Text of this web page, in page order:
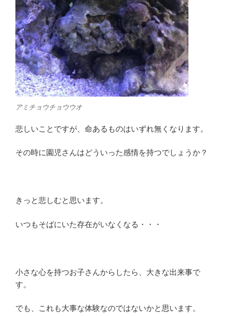
アミチョウチョウウオ
悲しいことですが、命あるものはいずれ無くなります。
その時に園児さんはどういった感情を持つでしょうか？
きっと悲しむと思います。
いつもそばにいた存在がいなくなる・・・
小さな心を持つお子さんからしたら、大きな出来事で
す。
でも、これも大事な体験なのではないかと思います。